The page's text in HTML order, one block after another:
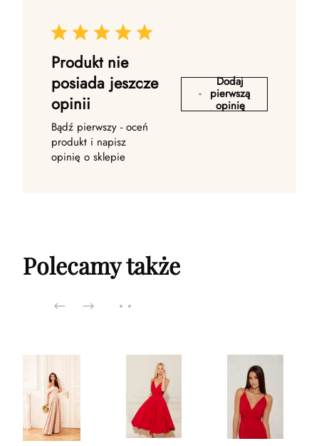
Produkt nie
posiada jeszcze
opinii
Bądź pierwszy - oceń
produkt i napisz
opinię o sklepie
Dodaj
pierwszą
opinię
Polecamy także